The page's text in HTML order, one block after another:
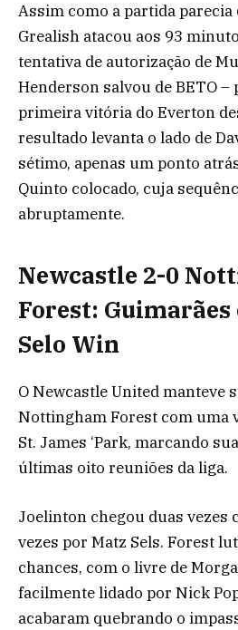
Assim como a partida parecia
Grealish atacou aos 93
tentativa de autorização de
Henderson salvou de BETO
primeira vitória do Everton
resultado levanta o lado de
sétimo, apenas um ponto
Quinto colocado, cuja
abruptamente.
Newcastle 2-0
Forest:
Selo Win
O Newcastle United manteve
Nottingham Forest com uma
St. James ‘Park, marcando
últimas oito reuniões da liga.
Joelinton chegou duas vezes
vezes por Matz Sels. Forest
chances, com o livre de
facilmente lidado por Nick
acabaram quebrando o